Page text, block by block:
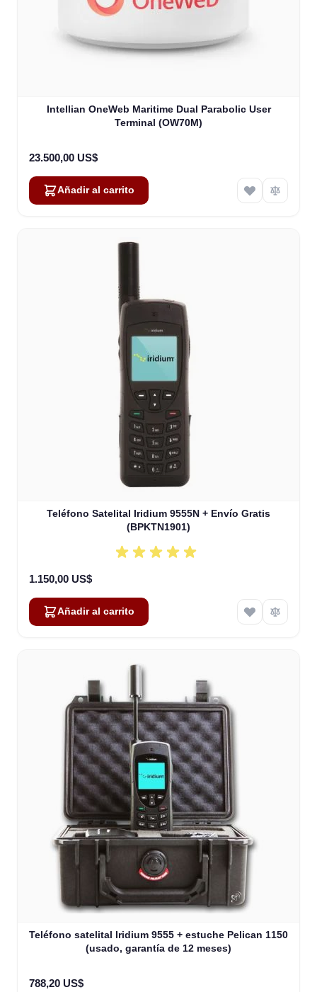
Intellian OneWeb Maritime Dual Parabolic User
Terminal (OW70M)
23.500,00 US$
Añadir al carrito
Teléfono Satelital Iridium 9555N + Envío Gratis
(BPKTN1901)
1.150,00 US$
Añadir al carrito
Teléfono satelital Iridium 9555 + estuche Pelican 1150
(usado, garantía de 12 meses)
788,20 US$